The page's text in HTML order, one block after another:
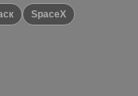
SpaceX